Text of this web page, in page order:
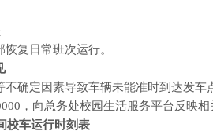
恢复日常班次运行。
不确定因素导致车辆未能准时到达发
，向总务处校园生活服务平台反映
校车运行时刻表